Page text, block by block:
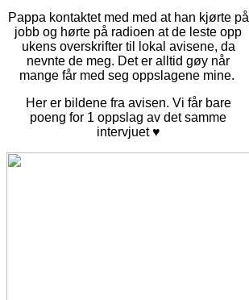
Pappa kontaktet med med at han kjørte på
jobb og hørte på radioen at de leste opp
ukens overskrifter til lokal avisene, da
nevnte de meg. Det er alltid gøy når
mange får med seg oppslagene mine.
Her er bildene fra avisen. Vi får bare
poeng for 1 oppslag av det samme
intervjuet ♥